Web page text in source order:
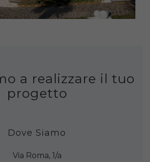
a realizzare il tuo
progetto
Dove Siamo
Via Roma, 1/a